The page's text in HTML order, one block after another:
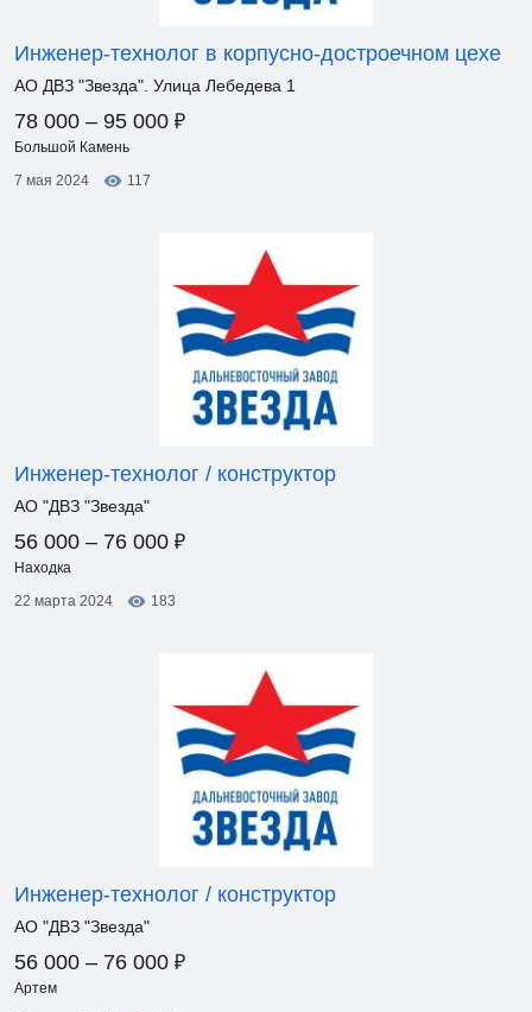
Инженер-технолог в корпусно-достроечном цехе
АО ДВЗ "Звезда". Улица Лебедева 1
78 000 – 95 000 ₽
Большой Камень
7 мая 2024
117
Инженер-технолог / конструктор
АО "ДВЗ "Звезда"
56 000 – 76 000 ₽
Находка
22 марта 2024
183
Инженер-технолог / конструктор
АО "ДВЗ "Звезда"
56 000 – 76 000 ₽
Артем